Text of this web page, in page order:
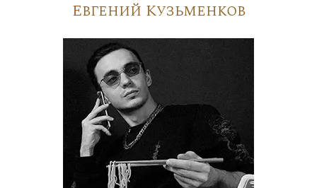
Евгений Кузьменков